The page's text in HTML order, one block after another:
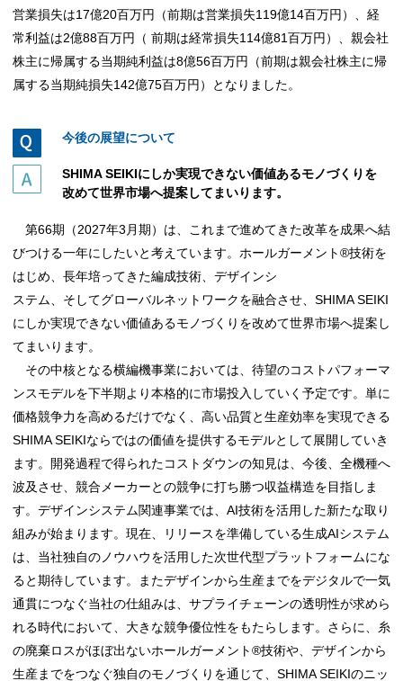
営業損失は17億20百万円（前期は営業損失119億14百万円）、経
常利益は2億88百万円（ 前期は経常損失114億81百万円）、親会社
株主に帰属する当期純利益は8億56百万円（前期は親会社株主に帰
属する当期純損失142億75百万円）となりました。
今後の展望について
SHIMA SEIKIにしか実現できない価値あるモノづくりを
改めて世界市場へ提案してまいります。
第66期（2027年3月期）は、これまで進めてきた改革を成果へ結
びつける一年にしたいと考えています。ホールガーメント®技術を
はじめ、長年培ってきた編成技術、デザインシ
ステム、そしてグローバルネットワークを融合させ、SHIMA SEIKI
にしか実現できない価値あるモノづくりを改めて世界市場へ提案し
てまいります。
その中核となる横編機事業においては、待望のコストパフォーマ
ンスモデルを下半期より本格的に市場投入していく予定です。単に
価格競争力を高めるだけでなく、高い品質と生産効率を実現できる
SHIMA SEIKIならではの価値を提供するモデルとして展開していき
ます。開発過程で得られたコストダウンの知見は、今後、全機種へ
波及させ、競合メーカーとの競争に打ち勝つ収益構造を目指しま
す。デザインシステム関連事業では、AI技術を活用した新たな取り
組みが始まります。現在、リリースを準備している生成AIシステム
は、当社独自のノウハウを活用した次世代型プラットフォームにな
ると期待しています。またデザインから生産までをデジタルで一気
通貫につなぐ当社の仕組みは、サプライチェーンの透明性が求めら
れる時代において、大きな競争優位性をもたらします。さらに、糸
の廃棄ロスがほぼ出ないホールガーメント®技術や、デザインから
生産までをつなぐ独自のモノづくりを通じて、SHIMA SEIKIのニッ